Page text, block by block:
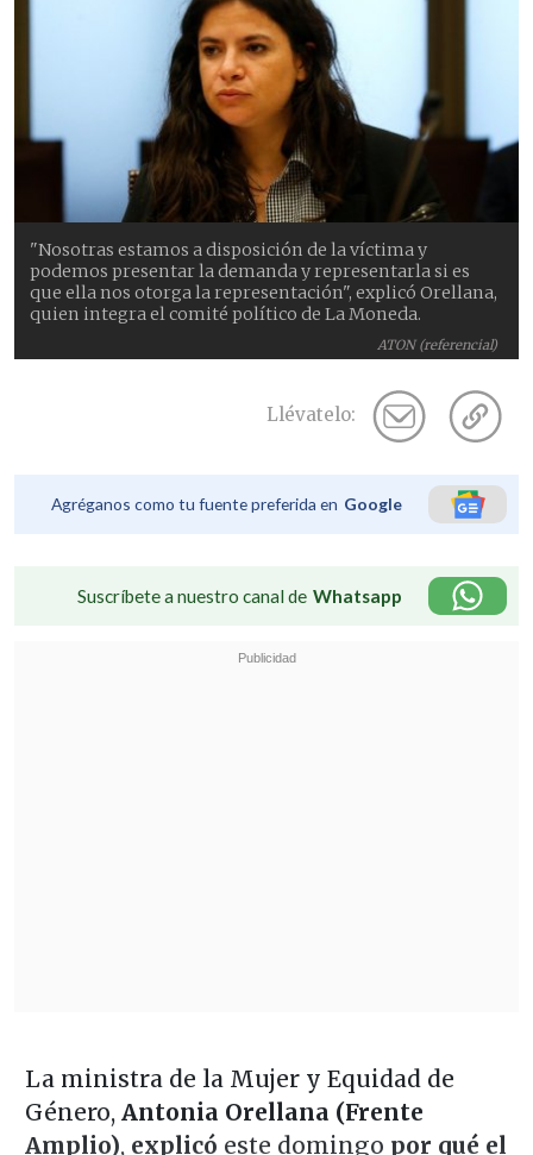
ATON (referencial)
"Nosotras estamos a disposición de la víctima y
podemos presentar la demanda y representarla si es
que ella nos otorga la representación", explicó Orellana,
quien integra el comité político de La Moneda.
Llévatelo:
Agréganos como tu fuente preferida en Google
Suscríbete a nuestro canal de Whatsapp
La ministra de la Mujer y Equidad de
Género, Antonia Orellana (Frente
Amplio), explicó este domingo por qué el